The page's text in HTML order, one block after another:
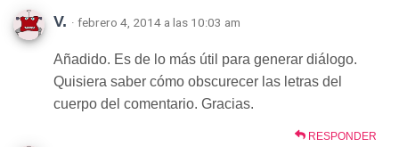
V. · febrero 4, 2014 a las 10:03 am
Añadido. Es de lo más útil para generar diálogo.
Quisiera saber cómo obscurecer las letras del
cuerpo del comentario. Gracias.
RESPONDER